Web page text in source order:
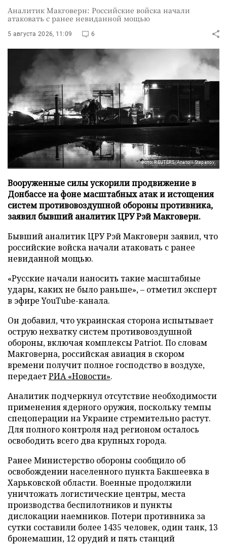
Аналитик Макговерн: Российские войска начали
атаковать с ранее невиданной мощью
5 августа 2026, 11:09 6
Фото: REUTERS/Anatolii Stepanov
Вооруженные силы ускорили продвижение в
Донбассе на фоне масштабных атак и истощения
систем противовоздушной обороны противника,
заявил бывший аналитик ЦРУ Рэй Макговерн.
Бывший аналитик ЦРУ Рэй Макговерн заявил, что
российские войска начали атаковать с ранее
невиданной мощью.
«Русские начали наносить такие масштабные
удары, каких не было раньше», – отметил эксперт
в эфире YouTube-канала.
Он добавил, что украинская сторона испытывает
острую нехватку систем противовоздушной
обороны, включая комплексы Patriot. По словам
Макговерна, российская авиация в скором
времени получит полное господство в воздухе,
передаетРИА «Новости».
Аналитик подчеркнул отсутствие необходимости
применения ядерного оружия, поскольку темпы
спецоперации на Украине стремительно растут.
Для полного контроля над регионом осталось
освободить всего два крупных города.
Ранее Министерство обороны сообщило об
освобождении населенного пункта Бакшеевка в
Харьковской области. Военные продолжили
уничтожать логистические центры, места
производства беспилотников и пункты
дислокации наемников. Потери противника за
сутки составили более 1435 человек, один танк, 13
бронемашин, 12 орудий и пять станций